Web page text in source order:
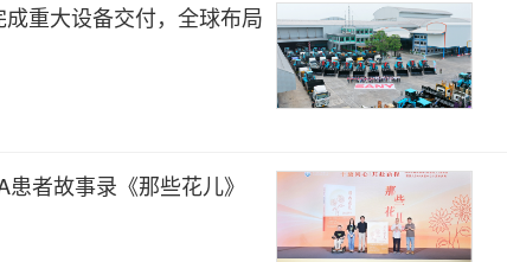
重大设备交付，全球布局
者故事录《那些花儿》